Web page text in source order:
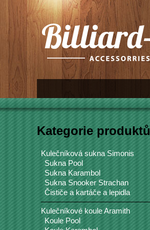
Kategorie produktů
Kulečníková sukna Simonis
Sukna Pool
Sukna Karambol
Sukna Snooker Strachan
Čističe a kartáče a lepidla
Kulečníkové koule Aramith
Koule Pool